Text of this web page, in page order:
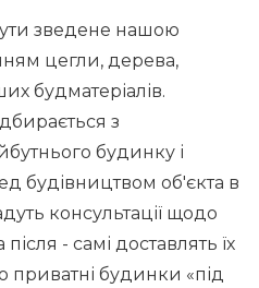
зведене нашою
цегли, дерева,
будматеріалів.
з
будинку і
будівництвом об'єкта в
консультації щодо
- самі доставлять їх
приватні будинки «під